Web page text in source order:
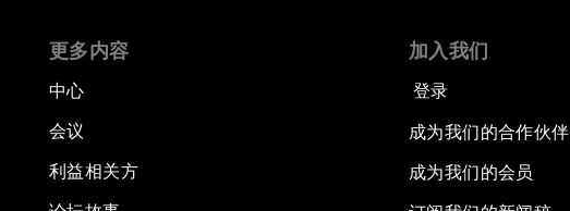
更多内容
中心
会议
利益相关方
加入我们
登录
成为我们的合作伙伴
成为我们的会员